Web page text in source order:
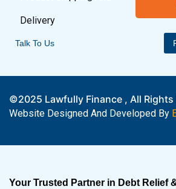
Delivery
Talk To Us
©2025 Lawfully Finance , All Rights
Website Designed And Developed By
Your Trusted Partner in Debt Relief